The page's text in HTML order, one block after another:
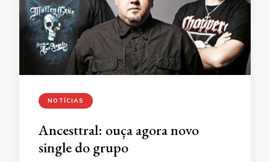
NOTÍCIAS
Ancesttral: ouça agora novo
single do grupo